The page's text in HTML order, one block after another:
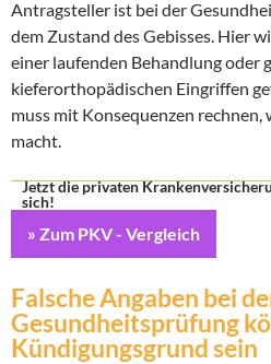
Antragsteller ist bei der
dem Zustand des Gebisses. Hier
einer laufenden Behandlung oder
kieferorthopädischen Eingriffen
muss mit Konsequenzen rechnen,
macht.
Jetzt die privaten
sich!
» Zum PKV - Vergleich
Falsche Angaben bei
Gesundheitsprüfung
Kündigungsgrund sein